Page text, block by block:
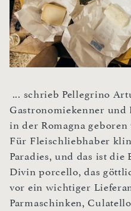
... schrieb Pellegrino
Gastronomiekenner und
in der Romagna geboren
Für Fleischliebhaber
Paradies, und das ist
Divin porcello, das
vor ein wichtiger
Parmaschinken,